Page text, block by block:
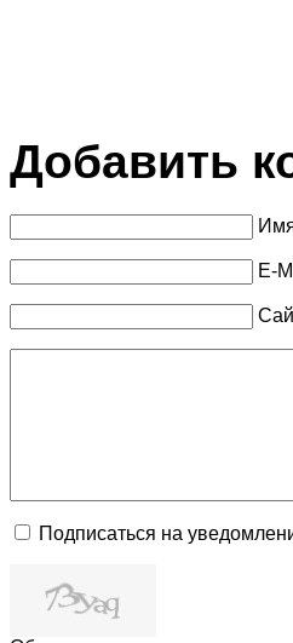
Добавить
E-
Подписаться на